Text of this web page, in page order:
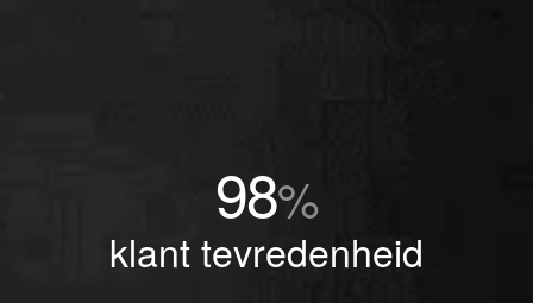
98%
klant tevredenheid